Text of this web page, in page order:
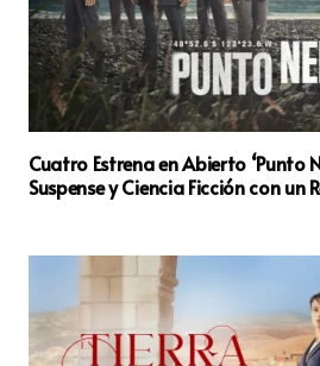
Cuatro Estrena en Abierto ‘Punto
Suspense y Ciencia Ficción con un